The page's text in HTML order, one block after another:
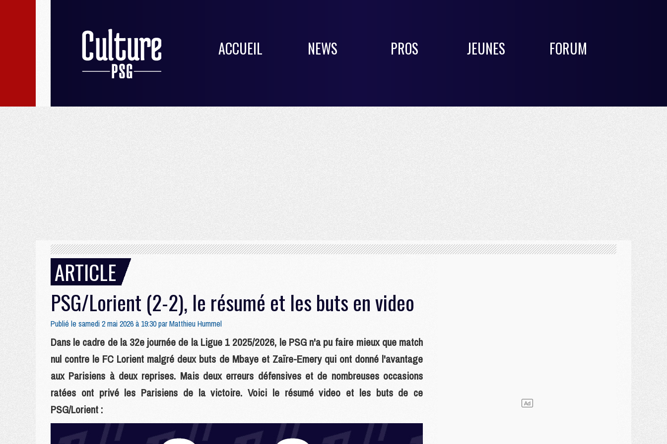
ACCUEIL NEWS PROS JEUNES FORUM
ARTICLE
PSG/Lorient (2-2), le résumé et les buts en video
Publié le samedi 2 mai 2026 à 19:30 parMatthieu Hummel
Dans le cadre de la 32e journée de la Ligue 1 2025/2026, le PSG n'a pu faire mieux que match
nul contre le FC Lorient malgré deux buts de Mbaye et Zaïre-Emery qui ont donné l'avantage
aux Parisiens à deux reprises. Mais deux erreurs défensives et de nombreuses occasions
ratées ont privé les Parisiens de la victoire. Voici le résumé video et les buts de ce
PSG/Lorient :